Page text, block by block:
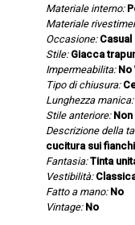
Materiale interno:
Materiale
Occasione: Casual
Stile: Giacca
Impermeabilita: No
Tipo di chiusura:
Lunghezza manica:
Stile anteriore:
Descrizione della
cucitura sui fianchi
Fantasia: Tinta
Vestibilità:
Fatto a mano: No
Vintage: No